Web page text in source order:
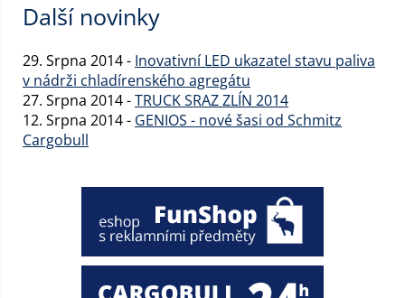
Další novinky
29. Srpna 2014 - Inovativní LED ukazatel stavu paliva
v nádrži chladírenského agregátu
27. Srpna 2014 -TRUCK SRAZ ZLÍN 2014
12. Srpna 2014 - GENIOS - nové šasi od Schmitz
Cargobull